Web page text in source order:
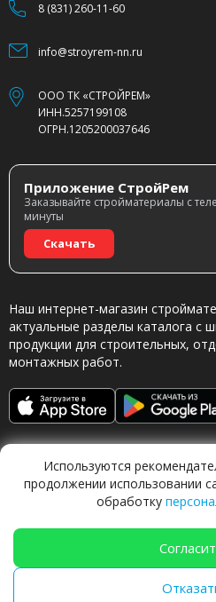
8 (831) 260-11-60
info@stroyrem-nn.ru
ООО ТК «СТРОЙРЕМ»
ИНН.5257199108
ОГРН.1205200037646
Приложение СтройРем
Заказывайте стройматериалы с
минуты
Скачать
Наш интернет-магазин
актуальные разделы каталога с
продукции для строительных,
монтажных работ.
Обращаясь в наш магазин, вы
ИИ система
Используются
продолжении использовании
обработку